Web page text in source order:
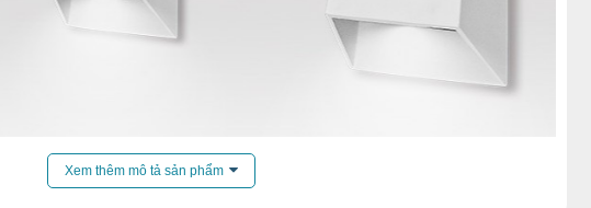
Xem thêm mô tả sản phẩm